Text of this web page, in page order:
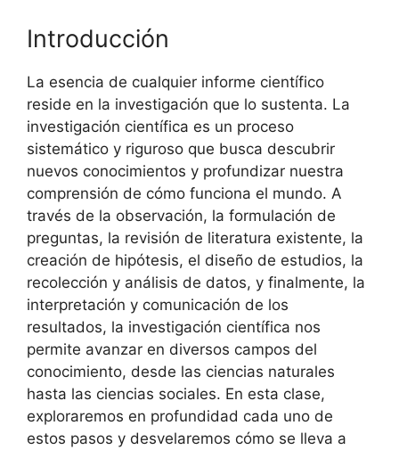
Introducción
La esencia de cualquier informe científico
reside en la investigación que lo sustenta. La
investigación científica es un proceso
sistemático y riguroso que busca descubrir
nuevos conocimientos y profundizar nuestra
comprensión de cómo funciona el mundo. A
través de la observación, la formulación de
preguntas, la revisión de literatura existente, la
creación de hipótesis, el diseño de estudios, la
recolección y análisis de datos, y finalmente, la
interpretación y comunicación de los
resultados, la investigación científica nos
permite avanzar en diversos campos del
conocimiento, desde las ciencias naturales
hasta las ciencias sociales. En esta clase,
exploraremos en profundidad cada uno de
estos pasos y desvelaremos cómo se lleva a